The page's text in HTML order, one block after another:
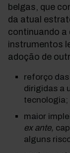
belgas, que
da atual
continuando a
instrumentos
adoção de
reforço
dirigidas a
tecnologia;
maior
ex ante,
alguns